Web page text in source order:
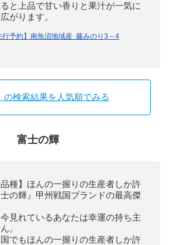
と上品で甘い香りと果汁が一気に
がります。
行予約】南魚沼地域産 藤みのり3～4
の検索結果を人気順でみる
富士の輝
品種】ほんの一握りの生産者しか許
の輝』甲州戦国ブランドの最高傑
見れているあなたは幸運の持ち主
。
でもほんの一握りの生産者しか許